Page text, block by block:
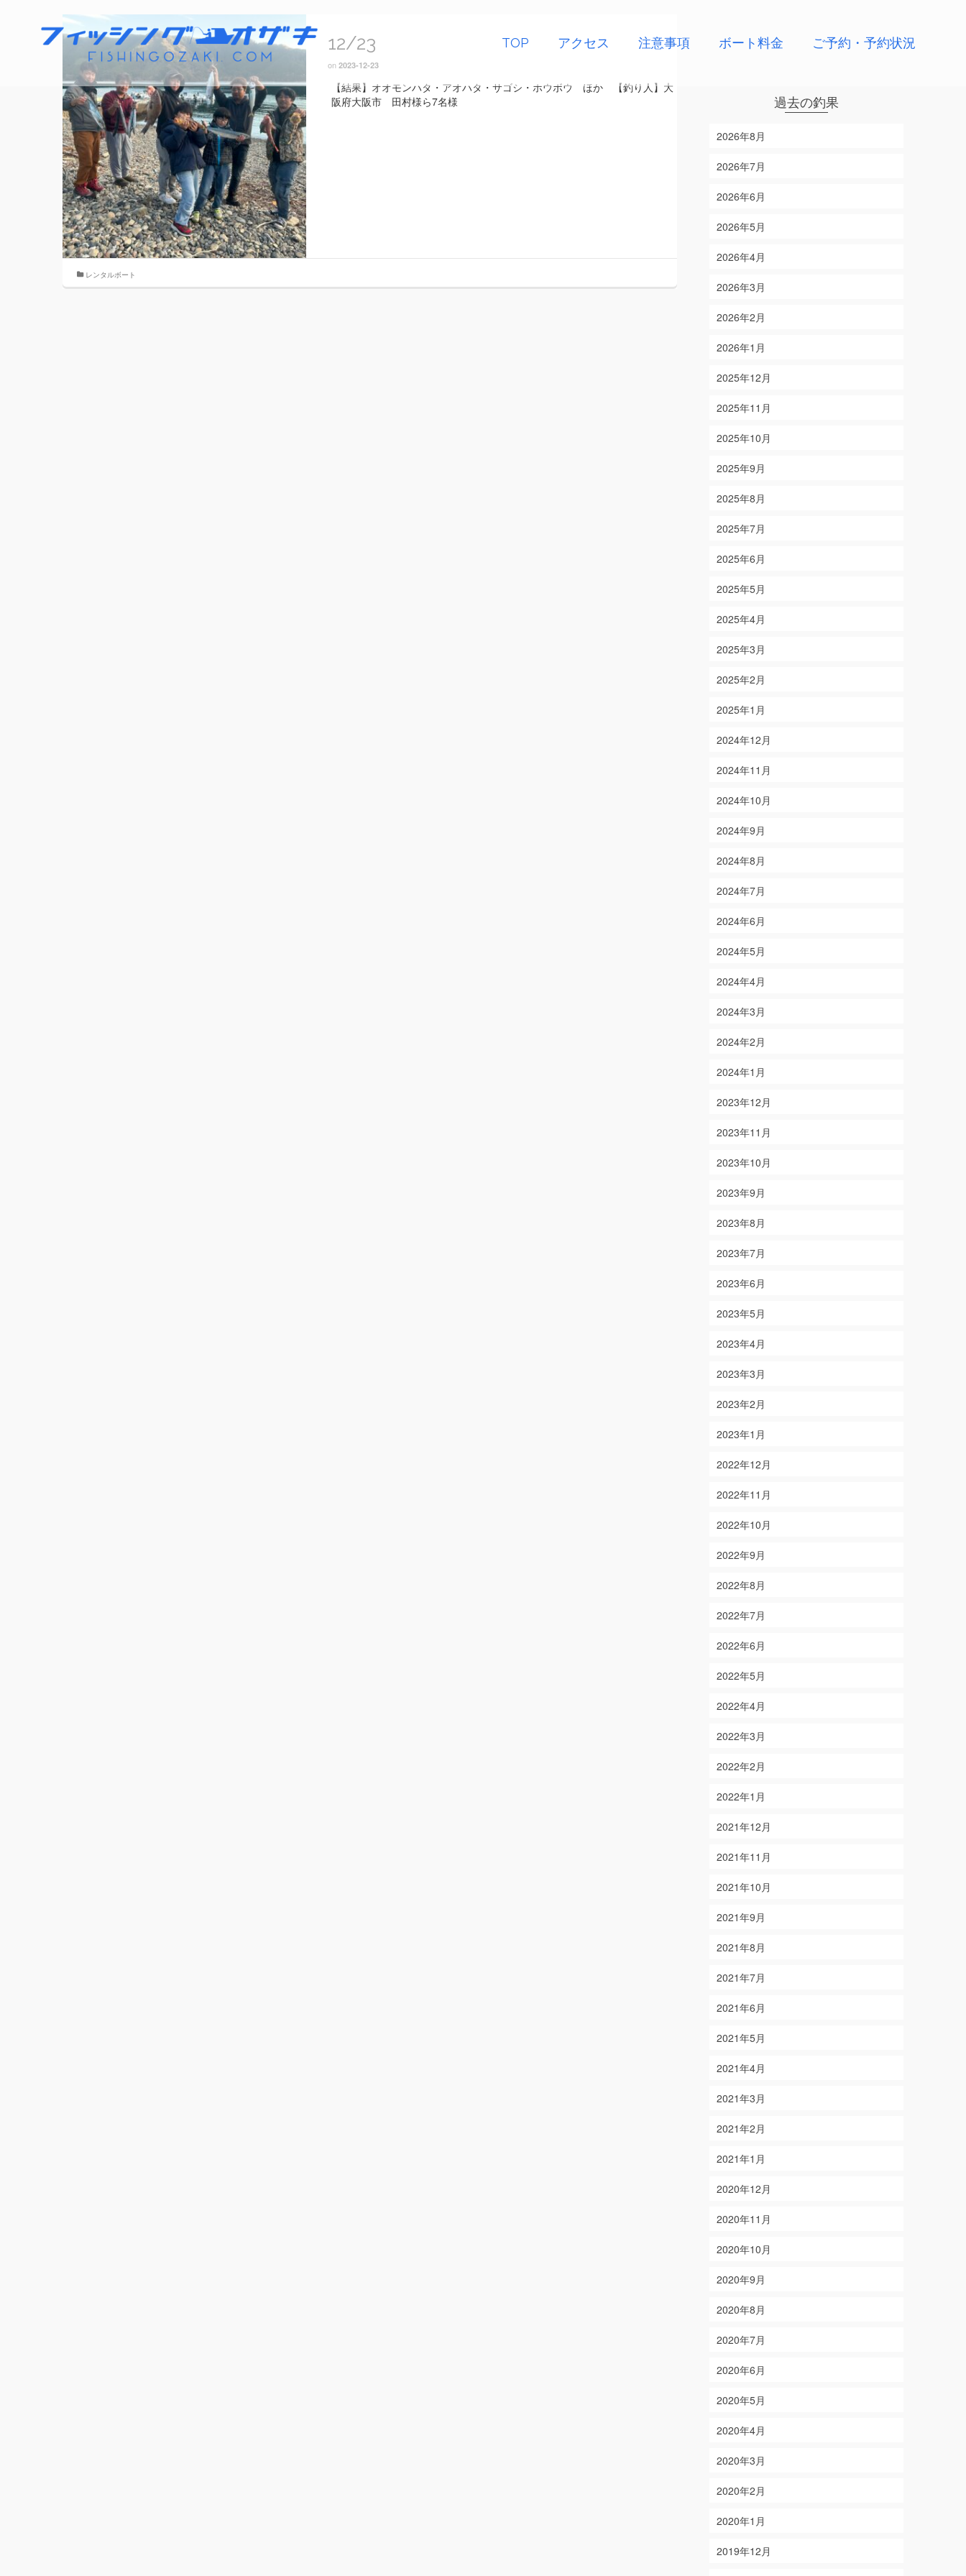
TOP アクセス 注意事項 ボート料金 ご予約・予約状況
12/23
on 2023-12-23
【結果】オオモンハタ・アオハタ・サゴシ・ホウボウ ほか 【釣り人】大
阪府大阪市 田村様ら7名様
レンタルボート
過去の釣果
2026年8月
2026年7月
2026年6月
2026年5月
2026年4月
2026年3月
2026年2月
2026年1月
2025年12月
2025年11月
2025年10月
2025年9月
2025年8月
2025年7月
2025年6月
2025年5月
2025年4月
2025年3月
2025年2月
2025年1月
2024年12月
2024年11月
2024年10月
2024年9月
2024年8月
2024年7月
2024年6月
2024年5月
2024年4月
2024年3月
2024年2月
2024年1月
2023年12月
2023年11月
2023年10月
2023年9月
2023年8月
2023年7月
2023年6月
2023年5月
2023年4月
2023年3月
2023年2月
2023年1月
2022年12月
2022年11月
2022年10月
2022年9月
2022年8月
2022年7月
2022年6月
2022年5月
2022年4月
2022年3月
2022年2月
2022年1月
2021年12月
2021年11月
2021年10月
2021年9月
2021年8月
2021年7月
2021年6月
2021年5月
2021年4月
2021年3月
2021年2月
2021年1月
2020年12月
2020年11月
2020年10月
2020年9月
2020年8月
2020年7月
2020年6月
2020年5月
2020年4月
2020年3月
2020年2月
2020年1月
2019年12月